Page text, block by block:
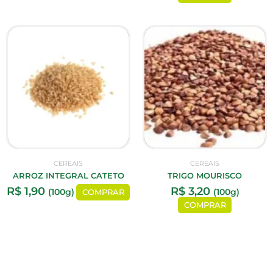
CEREAIS
ARROZ INTEGRAL CATETO
R$1,90 (100g) COMPRAR
CEREAIS
TRIGO MOURISCO
R$3,20 (100g)
COMPRAR